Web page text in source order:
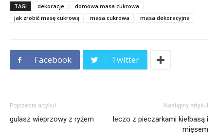
TAGI dekoracje
domowa masa cukrowa
jak zrobić masę cukrową
masa cukrowa masa dekoracyjna
Facebook Twitter
Poprzedni artykuł
gulasz wieprzowy z ryżem
Następny artykuł
leczo z pieczarkami kiełbasą i
mięsem